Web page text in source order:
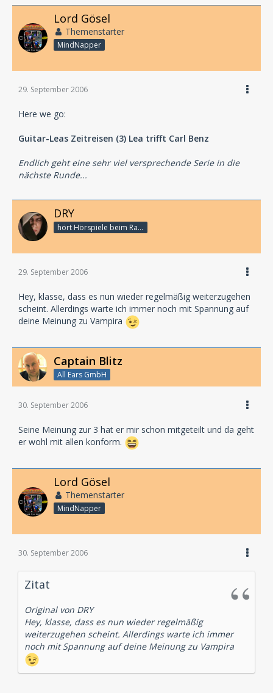
Lord Gösel
Themenstarter
MindNapper
29. September 2006
Here we go:
Guitar-Leas Zeitreisen (3) Lea trifft Carl Benz
Endlich geht eine sehr viel versprechende Serie in die
nächste Runde...
DRY
hört Hörspiele beim Rasenmähen
29. September 2006
Hey, klasse, dass es nun wieder regelmäßig weiterzugehen
scheint. Allerdings warte ich immer noch mit Spannung auf
deine Meinung zu Vampira
Captain Blitz
All Ears GmbH
30. September 2006
Seine Meinung zur 3 hat er mir schon mitgeteilt und da geht
er wohl mit allen konform.
Lord Gösel
Themenstarter
MindNapper
30. September 2006
Zitat
Original von DRY
Hey, klasse, dass es nun wieder regelmäßig
weiterzugehen scheint. Allerdings warte ich immer
noch mit Spannung auf deine Meinung zu Vampira